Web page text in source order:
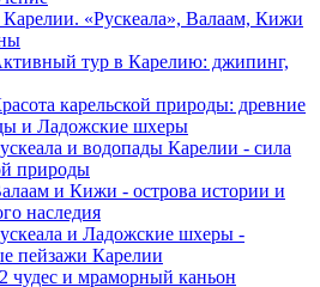
Карелии. «Рускеала», Валаам, Кижи
тур в Карелию: джипинг,
карельской природы: древние
и Ладожские шхеры
и водопады Карелии - сила
природы
и Кижи - острова истории и
наследия
и Ладожские шхеры -
пейзажи Карелии
чудес и мраморный каньон